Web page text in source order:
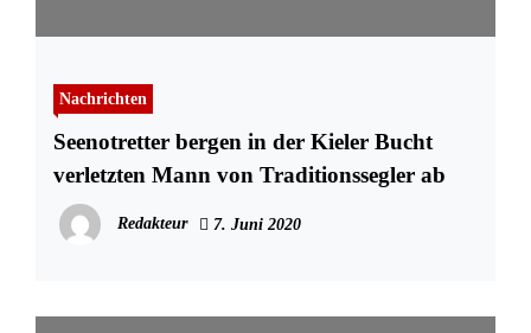
Nachrichten
Seenotretter bergen in der Kieler Bucht
verletzten Mann von Traditionssegler ab
Redakteur 7. Juni 2020